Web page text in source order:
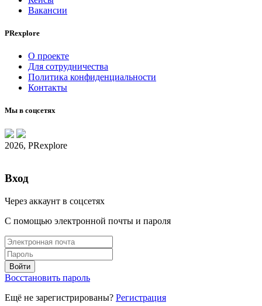
Вакансии
PRexplore
О проекте
Для сотрудничества
Политика конфиденциальности
Контакты
Мы в соцсетях
2026, PRexplore
Вход
Через аккаунт в соцсетях
С помощью электронной почты и пароля
Восстановить пароль
Ещё не зарегистрированы? Регистрация